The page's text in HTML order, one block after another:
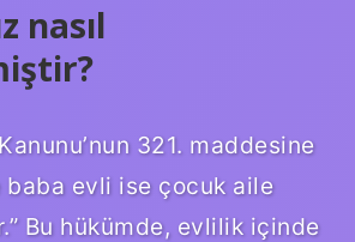
nasıl
321. maddesine
baba evli ise çocuk aile
Bu hükümde, evlilik içinde